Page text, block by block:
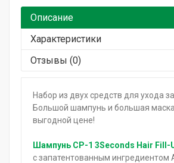
Описание
Характеристики
Отзывы (0)
Набор из двух средств для ухода
Большой шампунь и большая
выгодной цене!
Шампунь CP-1 3Seconds Hair Fill-
с запатентованным ингредиентом